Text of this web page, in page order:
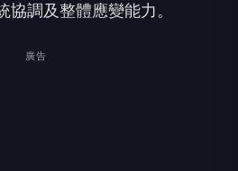
調及整體應變能力。
廣告